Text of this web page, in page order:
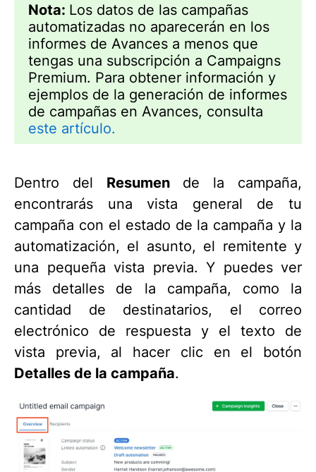
Nota: Los datos de las campañas
automatizadas no aparecerán en los
informes de Avances a menos que
tengas una subscripción a Campaigns
Premium. Para obtener información y
ejemplos de la generación de informes
de campañas en Avances, consulta
este artículo.
Dentro del Resumende la campaña,
encontrarás una vista general de tu
campaña con el estado de la campaña y la
automatización, el asunto, el remitente y
una pequeña vista previa. Y puedes ver
más detalles de la campaña, como la
cantidad de destinatarios, el correo
electrónico de respuesta y el texto de
vista previa, al hacer clic en el botón
Detalles de la campaña.